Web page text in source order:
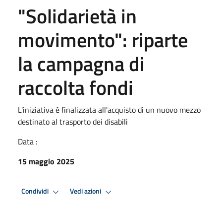
"Solidarietà in
movimento": riparte
la campagna di
raccolta fondi
L'iniziativa è finalizzata all'acquisto di un nuovo mezzo
destinato al trasporto dei disabili
Data :
15 maggio 2025
Condividi Vedi azioni